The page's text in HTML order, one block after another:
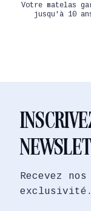
Votre matelas
jusqu'à 10
Recevez
exclusivité.